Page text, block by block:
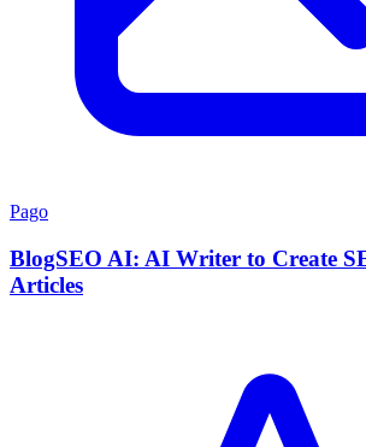
Pago
BlogSEO AI: AI Writer to Create
Articles